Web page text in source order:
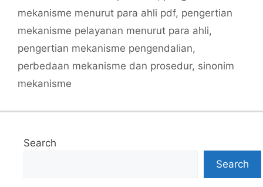
mekanisme menurut para ahli pdf, pengertian
mekanisme pelayanan menurut para ahli,
pengertian mekanisme pengendalian,
perbedaan mekanisme dan prosedur, sinonim
mekanisme
Search
Search